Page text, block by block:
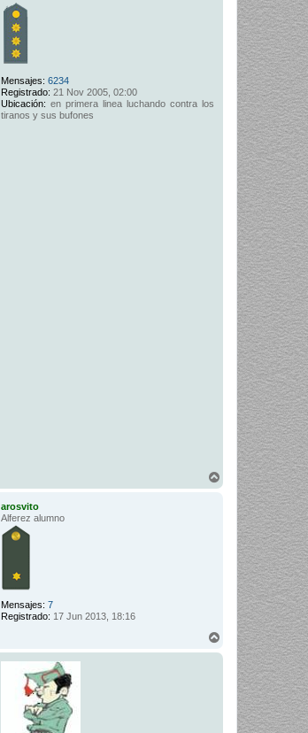
Mensajes: 6234
Registrado: 21 Nov 2005, 02:00
Ubicación: en primera linea luchando contra los
tiranos y sus bufones
arosvito
Alferez alumno
Mensajes: 7
Registrado: 17 Jun 2013, 18:16